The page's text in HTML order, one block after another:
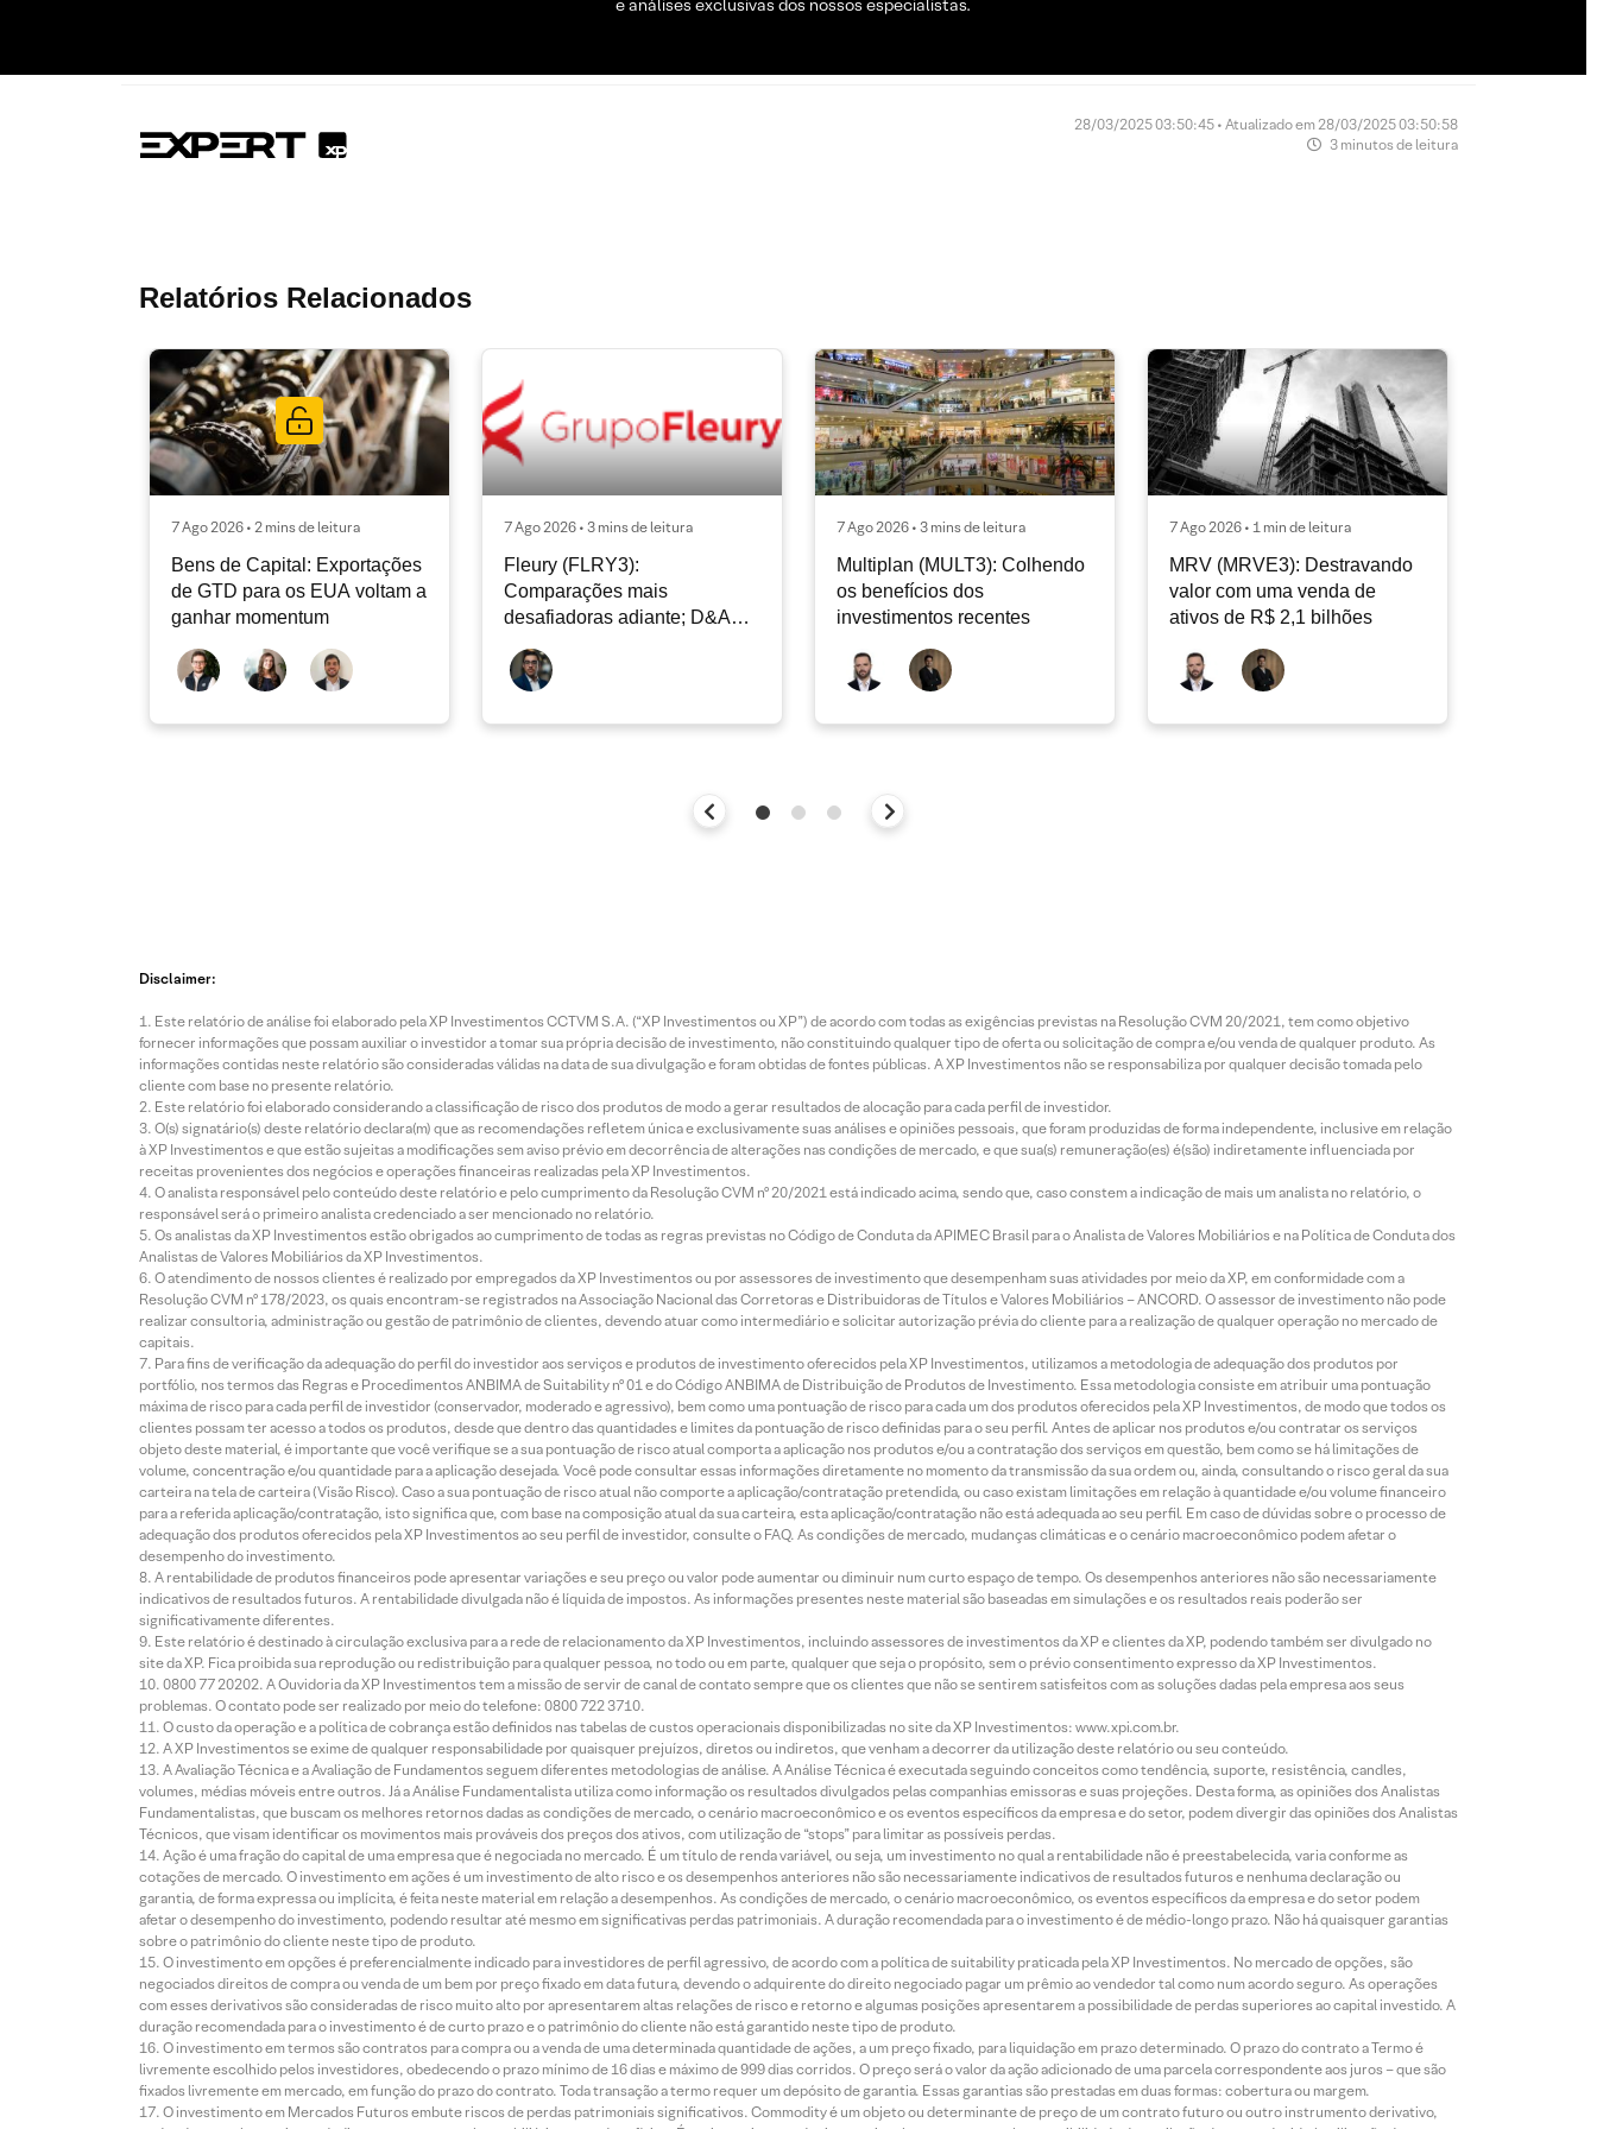
e análises exclusivas dos nossos especialistas.
28/03/2025 03:50:45 • Atualizado em 28/03/2025 03:50:58
3 minutos de leitura
Relatórios Relacionados
7 Ago 2026 • 2 mins de leitura
Bens de Capital: Exportações
de GTD para os EUA voltam a
ganhar momentum
7 Ago 2026 • 3 mins de leitura
Fleury (FLRY3):
Comparações mais
desafiadoras adiante; D&A
deve permanecer nos níveis
atuais
7 Ago 2026 • 3 mins de leitura
Multiplan (MULT3): Colhendo
os benefícios dos
investimentos recentes
7 Ago 2026 • 1 min de leitura
MRV (MRVE3): Destravando
valor com uma venda de
ativos de R$ 2,1 bilhões
Disclaimer:
Este relatório de análise foi elaborado pela XP Investimentos CCTVM S.A. (“XP Investimentos ou XP”) de acordo com todas as exigências previstas na Resolução CVM 20/2021, tem como objetivo
fornecer informações que possam auxiliar o investidor a tomar sua própria decisão de investimento, não constituindo qualquer tipo de oferta ou solicitação de compra e/ou venda de qualquer produto. As
informações contidas neste relatório são consideradas válidas na data de sua divulgação e foram obtidas de fontes públicas. A XP Investimentos não se responsabiliza por qualquer decisão tomada pelo
cliente com base no presente relatório.
Este relatório foi elaborado considerando a classificação de risco dos produtos de modo a gerar resultados de alocação para cada perfil de investidor.
O(s) signatário(s) deste relatório declara(m) que as recomendações refletem única e exclusivamente suas análises e opiniões pessoais, que foram produzidas de forma independente, inclusive em relação
à XP Investimentos e que estão sujeitas a modificações sem aviso prévio em decorrência de alterações nas condições de mercado, e que sua(s) remuneração(es) é(são) indiretamente influenciada por
receitas provenientes dos negócios e operações financeiras realizadas pela XP Investimentos.
O analista responsável pelo conteúdo deste relatório e pelo cumprimento da Resolução CVM nº 20/2021 está indicado acima, sendo que, caso constem a indicação de mais um analista no relatório, o
responsável será o primeiro analista credenciado a ser mencionado no relatório.
Os analistas da XP Investimentos estão obrigados ao cumprimento de todas as regras previstas no Código de Conduta da APIMEC Brasil para o Analista de Valores Mobiliários e na Política de Conduta dos
Analistas de Valores Mobiliários da XP Investimentos.
O atendimento de nossos clientes é realizado por empregados da XP Investimentos ou por assessores de investimento que desempenham suas atividades por meio da XP, em conformidade com a
Resolução CVM nº 178/2023, os quais encontram-se registrados na Associação Nacional das Corretoras e Distribuidoras de Títulos e Valores Mobiliários – ANCORD. O assessor de investimento não pode
realizar consultoria, administração ou gestão de patrimônio de clientes, devendo atuar como intermediário e solicitar autorização prévia do cliente para a realização de qualquer operação no mercado de
capitais.
Para fins de verificação da adequação do perfil do investidor aos serviços e produtos de investimento oferecidos pela XP Investimentos, utilizamos a metodologia de adequação dos produtos por
portfólio, nos termos das Regras e Procedimentos ANBIMA de Suitability nº 01 e do Código ANBIMA de Distribuição de Produtos de Investimento. Essa metodologia consiste em atribuir uma pontuação
máxima de risco para cada perfil de investidor (conservador, moderado e agressivo), bem como uma pontuação de risco para cada um dos produtos oferecidos pela XP Investimentos, de modo que todos os
clientes possam ter acesso a todos os produtos, desde que dentro das quantidades e limites da pontuação de risco definidas para o seu perfil. Antes de aplicar nos produtos e/ou contratar os serviços
objeto deste material, é importante que você verifique se a sua pontuação de risco atual comporta a aplicação nos produtos e/ou a contratação dos serviços em questão, bem como se há limitações de
volume, concentração e/ou quantidade para a aplicação desejada. Você pode consultar essas informações diretamente no momento da transmissão da sua ordem ou, ainda, consultando o risco geral da sua
carteira na tela de carteira (Visão Risco). Caso a sua pontuação de risco atual não comporte a aplicação/contratação pretendida, ou caso existam limitações em relação à quantidade e/ou volume financeiro
para a referida aplicação/contratação, isto significa que, com base na composição atual da sua carteira, esta aplicação/contratação não está adequada ao seu perfil. Em caso de dúvidas sobre o processo de
adequação dos produtos oferecidos pela XP Investimentos ao seu perfil de investidor, consulte o FAQ. As condições de mercado, mudanças climáticas e o cenário macroeconômico podem afetar o
desempenho do investimento.
A rentabilidade de produtos financeiros pode apresentar variações e seu preço ou valor pode aumentar ou diminuir num curto espaço de tempo. Os desempenhos anteriores não são necessariamente
indicativos de resultados futuros. A rentabilidade divulgada não é líquida de impostos. As informações presentes neste material são baseadas em simulações e os resultados reais poderão ser
significativamente diferentes.
Este relatório é destinado à circulação exclusiva para a rede de relacionamento da XP Investimentos, incluindo assessores de investimentos da XP e clientes da XP, podendo também ser divulgado no
site da XP. Fica proibida sua reprodução ou redistribuição para qualquer pessoa, no todo ou em parte, qualquer que seja o propósito, sem o prévio consentimento expresso da XP Investimentos.
0800 77 20202. A Ouvidoria da XP Investimentos tem a missão de servir de canal de contato sempre que os clientes que não se sentirem satisfeitos com as soluções dadas pela empresa aos seus
problemas. O contato pode ser realizado por meio do telefone: 0800 722 3710.
O custo da operação e a política de cobrança estão definidos nas tabelas de custos operacionais disponibilizadas no site da XP Investimentos: www.xpi.com.br.
A XP Investimentos se exime de qualquer responsabilidade por quaisquer prejuízos, diretos ou indiretos, que venham a decorrer da utilização deste relatório ou seu conteúdo.
A Avaliação Técnica e a Avaliação de Fundamentos seguem diferentes metodologias de análise. A Análise Técnica é executada seguindo conceitos como tendência, suporte, resistência, candles,
volumes, médias móveis entre outros. Já a Análise Fundamentalista utiliza como informação os resultados divulgados pelas companhias emissoras e suas projeções. Desta forma, as opiniões dos Analistas
Fundamentalistas, que buscam os melhores retornos dadas as condições de mercado, o cenário macroeconômico e os eventos específicos da empresa e do setor, podem divergir das opiniões dos Analistas
Técnicos, que visam identificar os movimentos mais prováveis dos preços dos ativos, com utilização de “stops” para limitar as possíveis perdas.
Ação é uma fração do capital de uma empresa que é negociada no mercado. É um título de renda variável, ou seja, um investimento no qual a rentabilidade não é preestabelecida, varia conforme as
cotações de mercado. O investimento em ações é um investimento de alto risco e os desempenhos anteriores não são necessariamente indicativos de resultados futuros e nenhuma declaração ou
garantia, de forma expressa ou implícita, é feita neste material em relação a desempenhos. As condições de mercado, o cenário macroeconômico, os eventos específicos da empresa e do setor podem
afetar o desempenho do investimento, podendo resultar até mesmo em significativas perdas patrimoniais. A duração recomendada para o investimento é de médio-longo prazo. Não há quaisquer garantias
sobre o patrimônio do cliente neste tipo de produto.
O investimento em opções é preferencialmente indicado para investidores de perfil agressivo, de acordo com a política de suitability praticada pela XP Investimentos. No mercado de opções, são
negociados direitos de compra ou venda de um bem por preço fixado em data futura, devendo o adquirente do direito negociado pagar um prêmio ao vendedor tal como num acordo seguro. As operações
com esses derivativos são consideradas de risco muito alto por apresentarem altas relações de risco e retorno e algumas posições apresentarem a possibilidade de perdas superiores ao capital investido. A
duração recomendada para o investimento é de curto prazo e o patrimônio do cliente não está garantido neste tipo de produto.
O investimento em termos são contratos para compra ou a venda de uma determinada quantidade de ações, a um preço fixado, para liquidação em prazo determinado. O prazo do contrato a Termo é
livremente escolhido pelos investidores, obedecendo o prazo mínimo de 16 dias e máximo de 999 dias corridos. O preço será o valor da ação adicionado de uma parcela correspondente aos juros – que são
fixados livremente em mercado, em função do prazo do contrato. Toda transação a termo requer um depósito de garantia. Essas garantias são prestadas em duas formas: cobertura ou margem.
O investimento em Mercados Futuros embute riscos de perdas patrimoniais significativos. Commodity é um objeto ou determinante de preço de um contrato futuro ou outro instrumento derivativo,